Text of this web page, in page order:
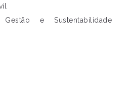
e Sustentabilidade